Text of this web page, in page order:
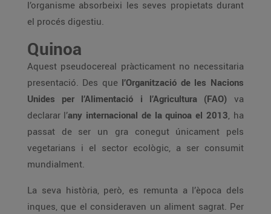
l’organisme absorbeixi les seves propietats durant
el procés digestiu.
Quinoa
Aquest pseudocereal pràcticament no necessitaria
presentació. Des que l’Organització de les Nacions
Unides per l’Alimentació i l’Agricultura (FAO) va
declarar l’any internacional de la quinoa el 2013, ha
passat de ser un gra conegut únicament pels
vegetarians i el sector ecològic, a ser consumit
mundialment.
La seva història, però, es remunta a l’època dels
inques, que el consideraven un aliment sagrat. Per